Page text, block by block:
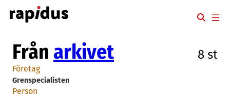
Hoppa
till
Från arkivet 8 st
Företag
Grenspecialisten
Person